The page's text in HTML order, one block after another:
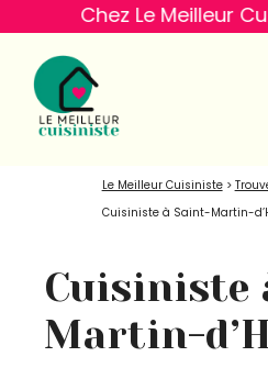
au
contenu
Chez Le Meilleur
Le Meilleur Cuisiniste >
Cuisiniste à Saint-Martin-
Cuisiniste
Martin-